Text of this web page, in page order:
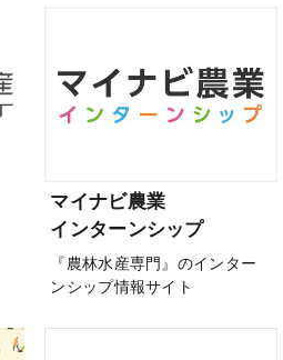
マイナビ農業
インターンシップ
『農林水産専門』のインター
ンシップ情報サイト